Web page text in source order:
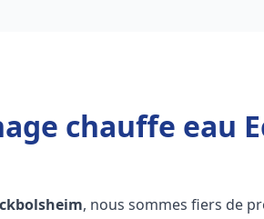
chauffe eau
, nous sommes fiers de